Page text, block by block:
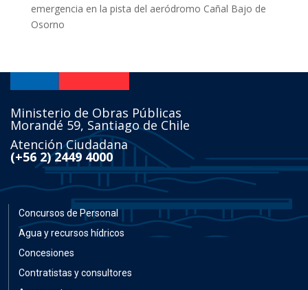
emergencia en la pista del aeródromo Cañal Bajo de
Osorno
Ministerio de Obras Públicas
Morandé 59, Santiago de Chile
Atención Ciudadana
(+56 2) 2449 4000
Concursos de Personal
Agua y recursos hídricos
Concesiones
Contratistas y consultores